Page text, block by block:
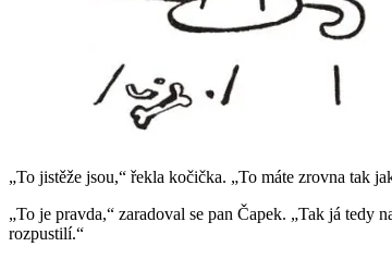
„To jistěže jsou,“ řekla kočička. „To máte zrovna tak
„To je pravda,“ zaradoval se pan Čapek. „Tak já
rozpustilí.“